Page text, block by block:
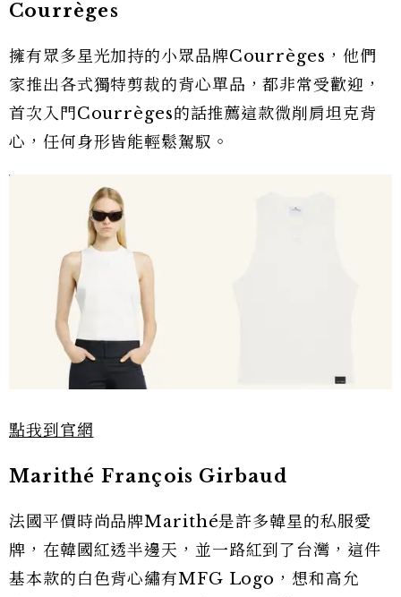
Courrèges
擁有眾多星光加持的小眾品牌Courrèges，他們
家推出各式獨特剪裁的背心單品，都非常受歡迎，
首次入門Courrèges的話推薦這款微削肩坦克背
心，任何身形皆能輕鬆駕馭。
點我到官網
Marithé François Girbaud
法國平價時尚品牌Marithé是許多韓星的私服愛
牌，在韓國紅透半邊天，並一路紅到了台灣，這件
基本款的白色背心繡有MFG Logo，想和高允